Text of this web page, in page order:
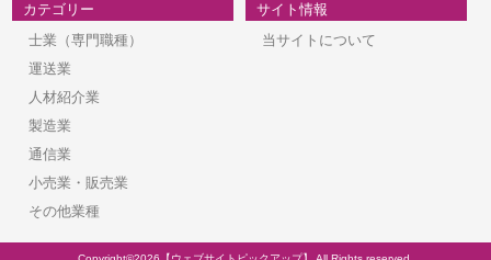
カテゴリー
士業（専門職種）
運送業
人材紹介業
製造業
通信業
小売業・販売業
その他業種
サイト情報
当サイトについて